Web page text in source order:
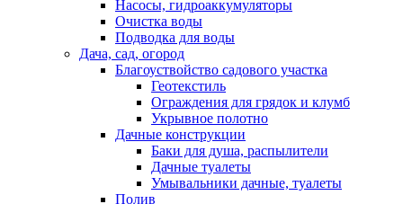
Насосы, гидроаккумуляторы
Очистка воды
Подводка для воды
Дача, сад, огород
Благоуствойство садового участка
Геотекстиль
Ограждения для грядок и клумб
Укрывное полотно
Дачные конструкции
Баки для душа, распылители
Дачные туалеты
Умывальники дачные, туалеты
Полив